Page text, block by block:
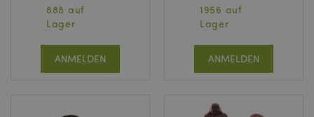
888 auf
Lager
ANMELDEN
1956 auf
Lager
ANMELDEN